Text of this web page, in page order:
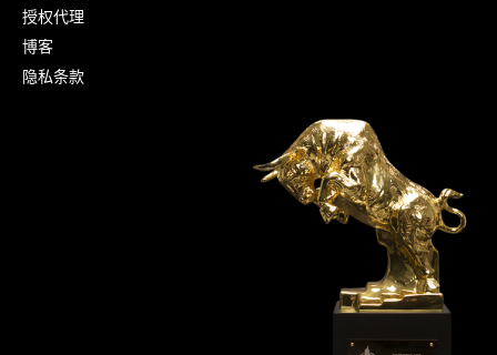
授权代理
博客
隐私条款